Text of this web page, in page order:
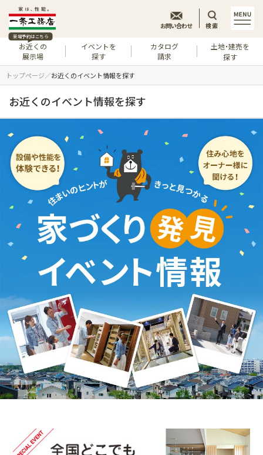
来場予約はこちら
お近くの
展示場
イベントを
探す
カタログ
請求
土地・建売を
探す
お問い合わせ 検索
トップページ お近くのイベント情報を探す
お近くのイベント情報を探す